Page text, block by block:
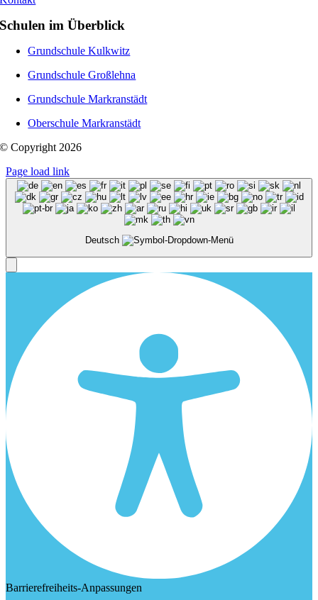
Schulen im Überblick
Grundschule Kulkwitz
Grundschule Großlehna
Grundschule Markranstädt
Oberschule Markranstädt
© Copyright 2026
Page load link
Deutsch
Barrierefreiheits-Anpassungen